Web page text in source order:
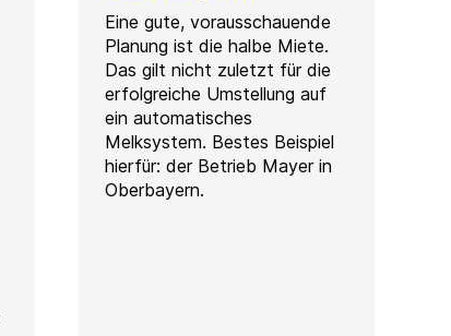
Eine gute, vorausschauende
Planung ist die halbe Miete.
Das gilt nicht zuletzt für die
erfolgreiche Umstellung auf
ein automatisches
Melksystem. Bestes Beispiel
hierfür: der Betrieb Mayer in
Oberbayern.